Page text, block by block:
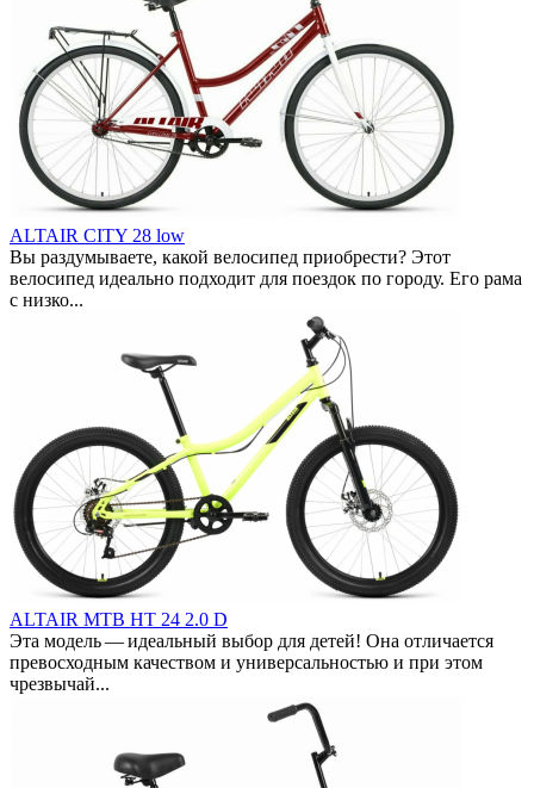
ALTAIR CITY 28 low
Вы раздумываете, какой велосипед приобрести? Этот
велосипед идеально подходит для поездок по городу. Его рама
с низко...
ALTAIR MTB HT 24 2.0 D
Эта модель — идеальный выбор для детей! Она отличается
превосходным качеством и универсальностью и при этом
чрезвычай...